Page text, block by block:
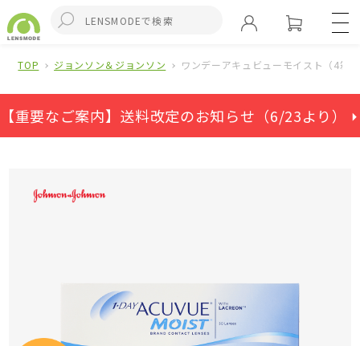
TOP ジョンソン＆ジョンソン ワンデーアキュビューモイスト（4箱
【重要なご案内】送料改定のお知らせ（6/23より） ⏵